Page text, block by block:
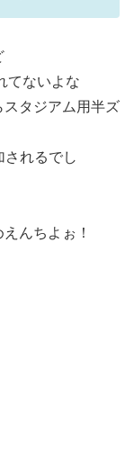
てないよな
タジアム用半ズ
されるでし
んちよぉ！